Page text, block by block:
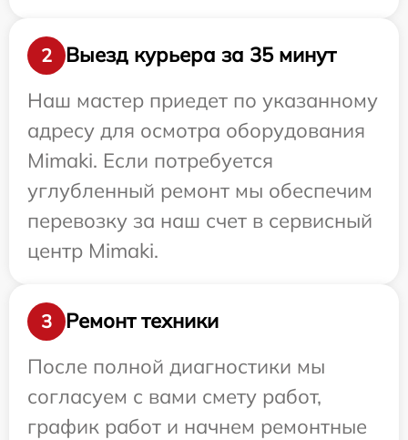
2
Выезд курьера за 35 минут
Наш мастер приедет по указанному
адресу для осмотра оборудования
Mimaki. Если потребуется
углубленный ремонт мы обеспечим
перевозку за наш счет в сервисный
центр Mimaki.
3
Ремонт техники
После полной диагностики мы
согласуем с вами смету работ,
график работ и начнем ремонтные